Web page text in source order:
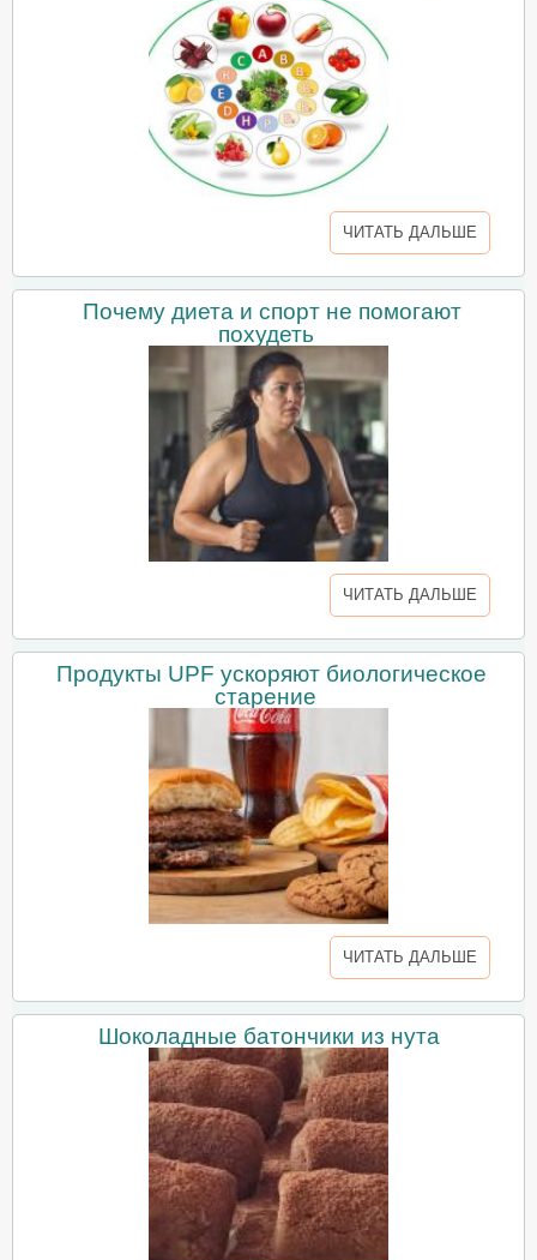
ЧИТАТЬ ДАЛЬШЕ
Почему диета и спорт не помогают
похудеть
ЧИТАТЬ ДАЛЬШЕ
Продукты UPF ускоряют биологическое
старение
ЧИТАТЬ ДАЛЬШЕ
Шоколадные батончики из нута